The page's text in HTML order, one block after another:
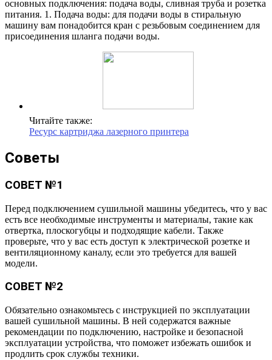
основных подключения: подача воды, сливная труба и розетка
питания. 1. Подача воды: для подачи воды в стиральную
машину вам понадобится кран с резьбовым соединением для
присоединения шланга подачи воды.
Читайте также:
Ресурс картриджа лазерного принтера
Советы
СОВЕТ №1
Перед подключением сушильной машины убедитесь, что у вас
есть все необходимые инструменты и материалы, такие как
отвертка, плоскогубцы и подходящие кабели. Также
проверьте, что у вас есть доступ к электрической розетке и
вентиляционному каналу, если это требуется для вашей
модели.
СОВЕТ №2
Обязательно ознакомьтесь с инструкцией по эксплуатации
вашей сушильной машины. В ней содержатся важные
рекомендации по подключению, настройке и безопасной
эксплуатации устройства, что поможет избежать ошибок и
продлить срок службы техники.